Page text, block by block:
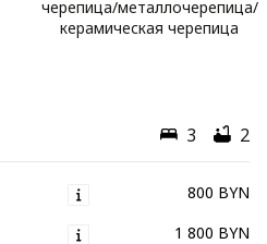
черепица/металлочерепица/
керамическая черепица
3 2
800 BYN
1 800 BYN